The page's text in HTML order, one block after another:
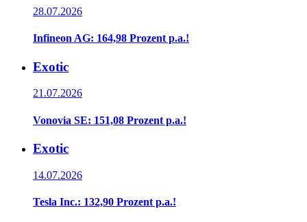
28.07.2026
Infineon AG: 164,98 Prozent p.a.!
Exotic
21.07.2026
Vonovia SE: 151,08 Prozent p.a.!
Exotic
14.07.2026
Tesla Inc.: 132,90 Prozent p.a.!